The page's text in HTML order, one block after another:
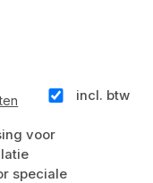
incl. btw
voor
speciale